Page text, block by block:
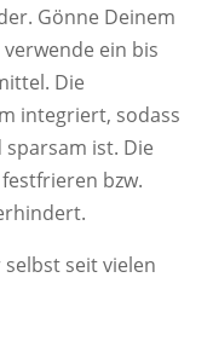
Gönne Deinem
ein bis
Die
integriert, sodass
ist. Die
bzw.
seit vielen